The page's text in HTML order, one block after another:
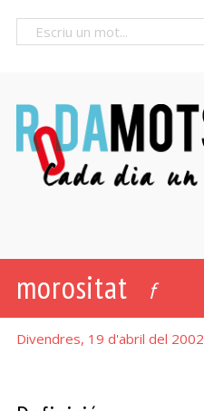
morositat f
Divendres, 19 d'abril del 2002